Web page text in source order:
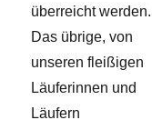
überreicht werden.
Das übrige, von
unseren fleißigen
Läuferinnen und
Läufern